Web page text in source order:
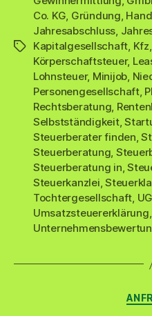
Schlagwörter
Co. KG, Gründung,
Jahresabschluss,
Kapitalgesellschaft, Kfz,
Körperschaftsteuer,
Lohnsteuer, Minijob,
Personengesellschaft,
Rechtsberatung,
Selbstständigkeit,
Steuerberater finden,
Steuerberatung,
Steuerberatung in,
Steuerkanzlei,
Tochtergesellschaft, UG
Umsatzsteuererklärung,